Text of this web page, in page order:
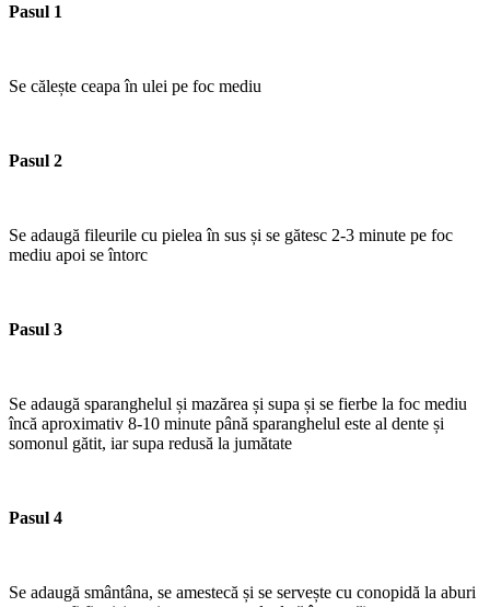
Pasul 1
Se călește ceapa în ulei pe foc mediu
Pasul 2
Se adaugă fileurile cu pielea în sus și se gătesc 2-3 minute pe foc
mediu apoi se întorc
Pasul 3
Se adaugă sparanghelul și mazărea și supa și se fierbe la foc mediu
încă aproximativ 8-10 minute până sparanghelul este al dente și
somonul gătit, iar supa redusă la jumătate
Pasul 4
Se adaugă smântâna, se amestecă și se servește cu conopidă la aburi